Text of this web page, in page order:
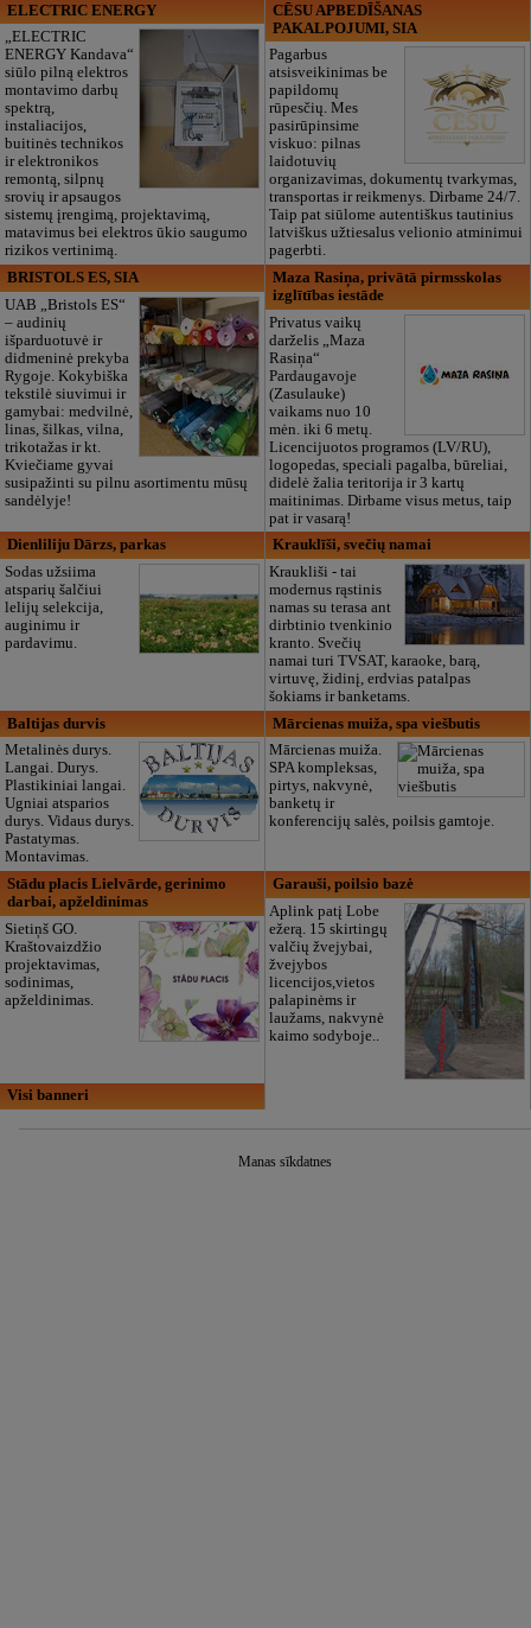
ELECTRIC ENERGY
„ELECTRIC
ENERGY Kandava“
siūlo pilną elektros
montavimo darbų
spektrą,
instaliacijos,
buitinės technikos
ir elektronikos
remontą, silpnų
srovių ir apsaugos
sistemų įrengimą, projektavimą,
matavimus bei elektros ūkio saugumo
rizikos vertinimą.
CĒSU APBEDĪŠANAS
PAKALPOJUMI, SIA
Pagarbus
atsisveikinimas be
papildomų
rūpesčių. Mes
pasirūpinsime
viskuo: pilnas
laidotuvių
organizavimas, dokumentų tvarkymas,
transportas ir reikmenys. Dirbame 24/7.
Taip pat siūlome autentiškus tautinius
latviškus užtiesalus velionio atminimui
pagerbti.
BRISTOLS ES, SIA
UAB „Bristols ES“
– audinių
išparduotuvė ir
didmeninė prekyba
Rygoje. Kokybiška
tekstilė siuvimui ir
gamybai: medvilnė,
linas, šilkas, vilna,
trikotažas ir kt.
Kviečiame gyvai
susipažinti su pilnu asortimentu mūsų
sandėlyje!
Maza Rasiņa, privātā pirmsskolas
izglītības iestāde
Privatus vaikų
darželis „Maza
Rasiņa“
Pardaugavoje
(Zasulauke)
vaikams nuo 10
mėn. iki 6 metų.
Licencijuotos programos (LV/RU),
logopedas, speciali pagalba, būreliai,
didelė žalia teritorija ir 3 kartų
maitinimas. Dirbame visus metus, taip
pat ir vasarą!
Dienliliju Dārzs, parkas
Sodas užsiima
atsparių šalčiui
lelijų selekcija,
auginimu ir
pardavimu.
Krauklīši, svečių namai
Kraukliši - tai
modernus rąstinis
namas su terasa ant
dirbtinio tvenkinio
kranto. Svečių
namai turi TVSAT, karaoke, barą,
virtuvę, židinį, erdvias patalpas
šokiams ir banketams.
Baltijas durvis
Metalinės durys.
Langai. Durys.
Plastikiniai langai.
Ugniai atsparios
durys. Vidaus durys.
Pastatymas.
Montavimas.
Mārcienas muiža, spa viešbutis
Mārcienas muiža.
SPA kompleksas,
pirtys, nakvynė,
banketų ir
konferencijų salės, poilsis gamtoje.
Stādu placis Lielvārde, gerinimo
darbai, apželdinimas
Sietiņš GO.
Kraštovaizdžio
projektavimas,
sodinimas,
apželdinimas.
Garauši, poilsio bazė
Aplink patį Lobe
ežerą. 15 skirtingų
valčių žvejybai,
žvejybos
licencijos,vietos
palapinėms ir
laužams, nakvynė
kaimo sodyboje..
Visi banneri
Manas sīkdatnes